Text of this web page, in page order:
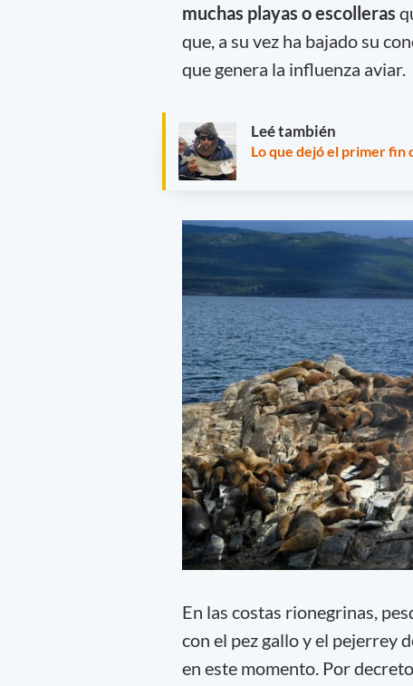
muchas playas o escolleras
que, a su vez ha bajado su
que genera la influenza aviar.
Leé también
Lo que dejó el primer fin
En las costas rionegrinas,
con el pez gallo y el pejerrey
en este momento. Por